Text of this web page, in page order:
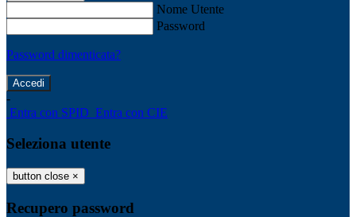
Nome Utente
Password
Password dimenticata?
-
Entra con SPID Entra con CIE
Seleziona utente
button close ×
Recupero password